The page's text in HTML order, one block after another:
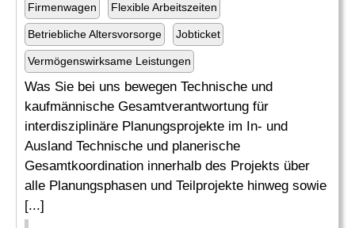
Firmenwagen Flexible Arbeitszeiten
Betriebliche Altersvorsorge Jobticket
Vermögenswirksame Leistungen
Was Sie bei uns bewegen Technische und
kaufmännische Gesamtverantwortung für
interdisziplinäre Planungsprojekte im In- und
Ausland Technische und planerische
Gesamtkoordination innerhalb des Projekts über
alle Planungsphasen und Teilprojekte hinweg sowie
[...]